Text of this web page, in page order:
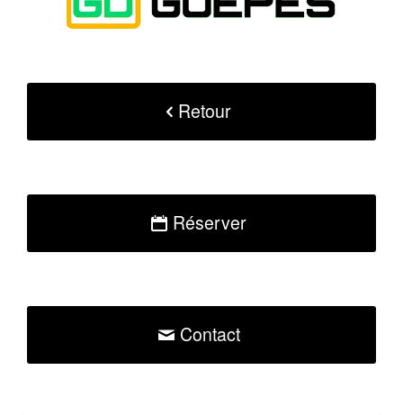
Retour
Réserver
Contact